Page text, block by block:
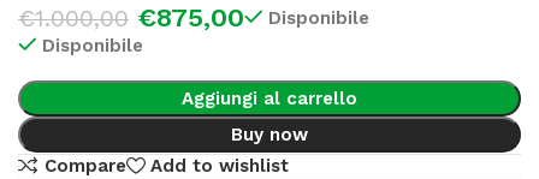
€1.000,00 €875,00
Disponibile
Disponibile
Aggiungi al carrello
Buy now
Compare
Add to wishlist